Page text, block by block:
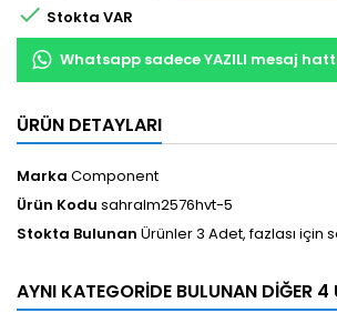
 Stokta VAR
Whatsapp sadece YAZILI mesaj
ÜRÜN DETAYLARI
Marka Component
Ürün Kodu sahralm2576hvt-5
Stokta Bulunan Ürünler 3 Adet, fazlası için
AYNI KATEGORIDE BULUNAN DIĞER 4